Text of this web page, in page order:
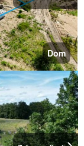
Dom